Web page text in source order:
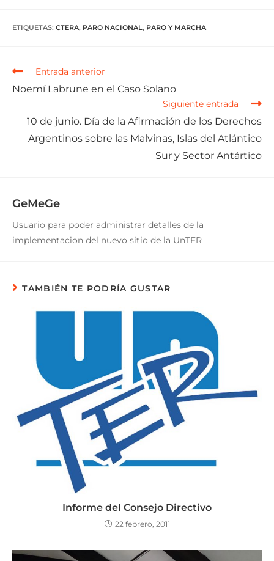
ETIQUETAS: CTERA, PARO NACIONAL, PARO Y MARCHA
Entrada anterior
Noemí Labrune en el Caso Solano
Siguiente entrada
10 de junio. Día de la Afirmación de los Derechos
Argentinos sobre las Malvinas, Islas del Atlántico
Sur y Sector Antártico
GeMeGe
Usuario para poder administrar detalles de la
implementacion del nuevo sitio de la UnTER
TAMBIÉN TE PODRÍA GUSTAR
Informe del Consejo Directivo
22 febrero, 2011